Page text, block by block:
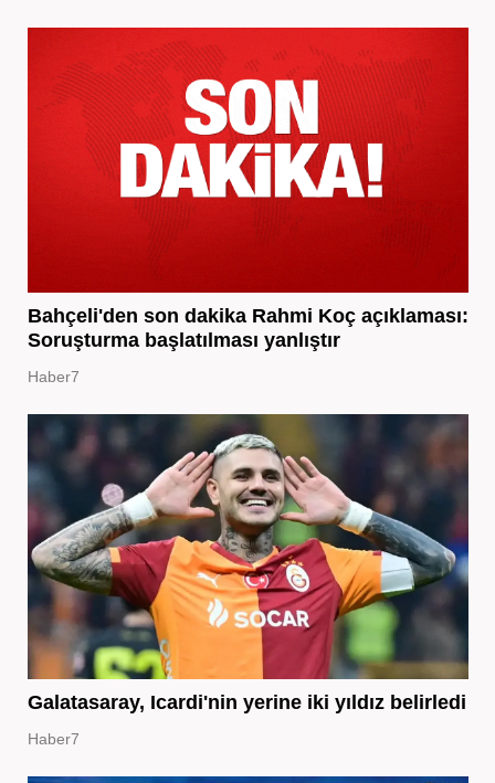
Bahçeli'den son dakika Rahmi Koç açıklaması:
Soruşturma başlatılması yanlıştır
Haber7
Galatasaray, Icardi'nin yerine iki yıldız belirledi
Haber7